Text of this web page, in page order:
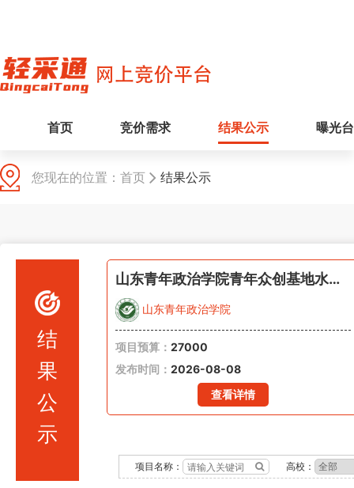
首页 竞价需求 结果公示 曝光台
您现在的位置： 首页 结果公示
结
果
公
示
山东青年政治学院青年众创基地水电表安装(20260805-1)
山东青年政治学院
项目预算： 27000
发布时间： 2026-08-08
查看详情
项目名称： 高校：